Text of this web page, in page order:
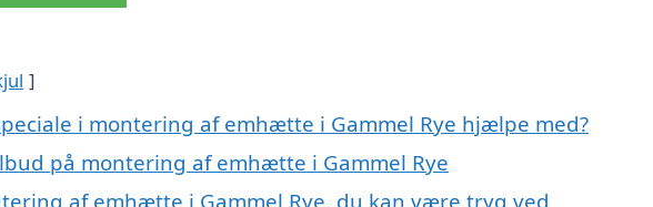
i montering af emhætte i Gammel Rye hjælpe med?
på montering af emhætte i Gammel Rye
af emhætte i Gammel Rye, du kan være tryg ved